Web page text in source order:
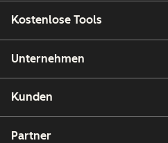
Kostenlose Tools
Unternehmen
Kunden
Partner